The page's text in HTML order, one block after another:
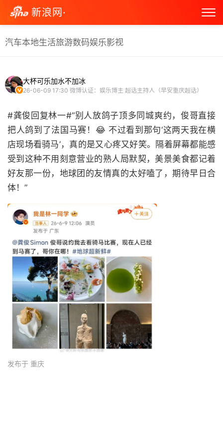
新浪网·
汽车本地生活旅游数码娱乐影视
大杯可乐加水不加冰
26-06-09 17:30 微博认证：娱乐博主 超话主持人（早安重庆超话）
#龚俊回复林一#“别人放鸽子顶多同城爽约，俊哥直接
把人鸽到了法国马赛！😂 不过看到那句‘这两天我在横
店现场看骑马’，真的是又心疼又好笑。隔着屏幕都能感
受到这种不用刻意营业的熟人局默契，美景美食都记着
好友那一份，地球团的友情真的太好嗑了，期待早日合
体！” ​
发布于 重庆